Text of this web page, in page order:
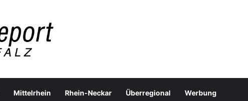
Mittelrhein Rhein-Neckar Überregional Werbung